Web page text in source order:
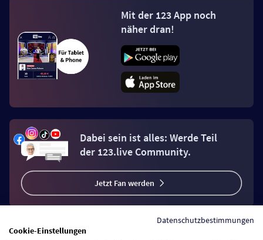
Mit der 123 App noch
näher dran!
Dabei sein ist alles: Werde Teil
der 123.live Community.
Jetzt Fan werden
Datenschutzbestimmungen
Cookie-Einstellungen